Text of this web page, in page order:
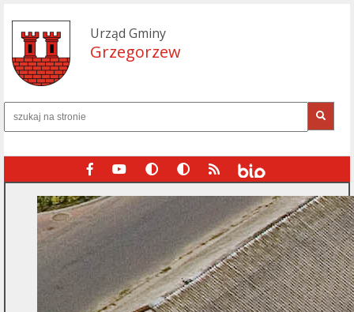
Urząd Gminy
Grzegorzew